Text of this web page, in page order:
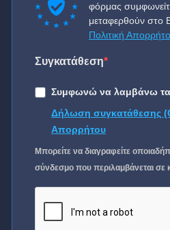
φόρμας
μεταφερθούν στο
Πολιτική
Συγκατάθεση
Συμφωνώ να λαμβάνω τα
Δήλωση συγκατάθεσης
Απορρήτου
Μπορείτε να διαγραφείτε
σύνδεσμο που περιλαμβάνεται σε